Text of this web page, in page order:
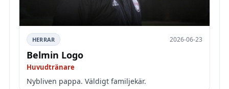
HERRAR 2026-06-23
Belmin Logo
Huvudtränare
Nybliven pappa. Väldigt familjekär.